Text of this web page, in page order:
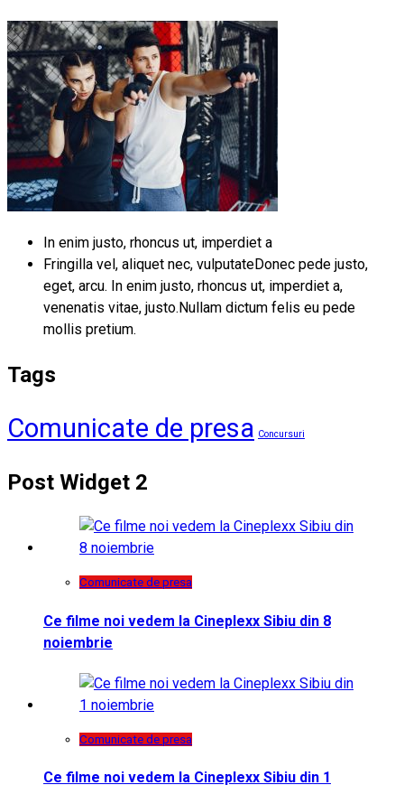
In enim justo, rhoncus ut, imperdiet a
Fringilla vel, aliquet nec, vulputateDonec pede justo,
eget, arcu. In enim justo, rhoncus ut, imperdiet a,
venenatis vitae, justo.Nullam dictum felis eu pede
mollis pretium.
Tags
Comunicate de presa Concursuri
Post Widget 2
Comunicate de presa
Ce filme noi vedem la Cineplexx Sibiu din 8
noiembrie
Comunicate de presa
Ce filme noi vedem la Cineplexx Sibiu din 1